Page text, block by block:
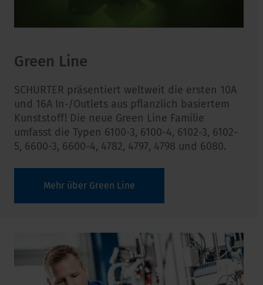
Green Line
SCHURTER präsentiert weltweit die ersten 10A
und 16A In-/Outlets aus pflanzlich basiertem
Kunststoff! Die neue Green Line Familie
umfasst die Typen 6100-3, 6100-4, 6102-3, 6102-
5, 6600-3, 6600-4, 4782, 4797, 4798 und 6080.
Mehr über Green Line